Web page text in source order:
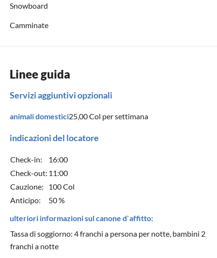
Snowboard
Camminate
Linee guida
Servizi aggiuntivi opzionali
animali domestici25,00 Col per settimana
indicazioni del locatore
Check-in:
16:00
Check-out: 11:00
Cauzione:
100 Col
Anticipo:
50 %
ulteriori informazioni sul canone d`affitto:
Tassa di soggiorno: 4 franchi a persona per notte, bambini 2
franchi a notte